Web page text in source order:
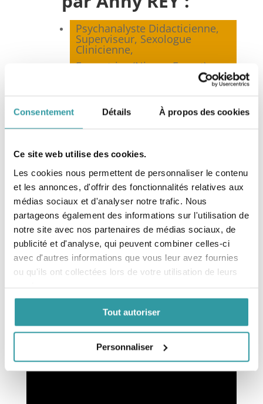
Consentement Détails À propos des cookies
Ce site web utilise des cookies.
Les cookies nous permettent de personnaliser le contenu
et les annonces, d'offrir des fonctionnalités relatives aux
médias sociaux et d'analyser notre trafic. Nous
partageons également des informations sur l'utilisation de
notre site avec nos partenaires de médias sociaux, de
publicité et d'analyse, qui peuvent combiner celles-ci
avec d'autres informations que vous leur avez fournies
ou qu'ils ont collectées lors de votre utilisation de leurs
Tout autoriser
Personnaliser
Psychanalyste Didacticienne,
Superviseur, Sexologue
Clinicienne,
Formatrice (Niveau Expert) en
Fédération
Nationale de Psychanalyse
(FNP)*, Marseille,
Française de Psychothérapie et
Membre du Syndicat National
des Sexologues Cliniciens
(SNSC), Toulouse,
Membre de la Société
Française de Sexologie
Clinique (SFSC), Paris.
Financement des formations
Notre organisme de formation est inscrit au
DataDock
à partir du 15/05/2019 sous le
numéro